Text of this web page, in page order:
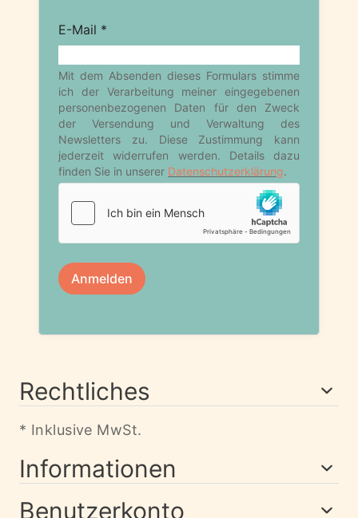
Rechtliches
* Inklusive MwSt.
Informationen
Benutzerkonto